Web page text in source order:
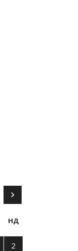
НД
2